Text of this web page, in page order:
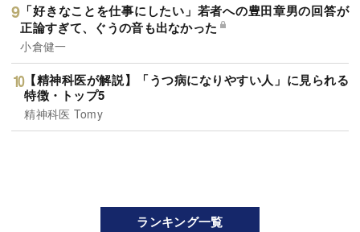
「好きなことを仕事にしたい」若者への豊田章男の回答が
正論すぎて、ぐうの音も出なかった
小倉健一
【精神科医が解説】「うつ病になりやすい人」に見られる
特徴・トップ5
精神科医 Tomy
ランキング一覧